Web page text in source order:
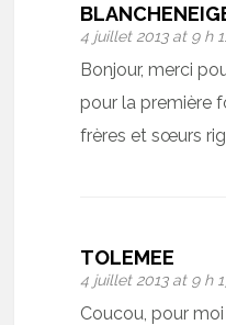
4 juillet 2013 at 9 h
Bonjour, merci
pour la première
frères et sœurs
TOLEMEE
4 juillet 2013 at 9 h
Coucou, pour